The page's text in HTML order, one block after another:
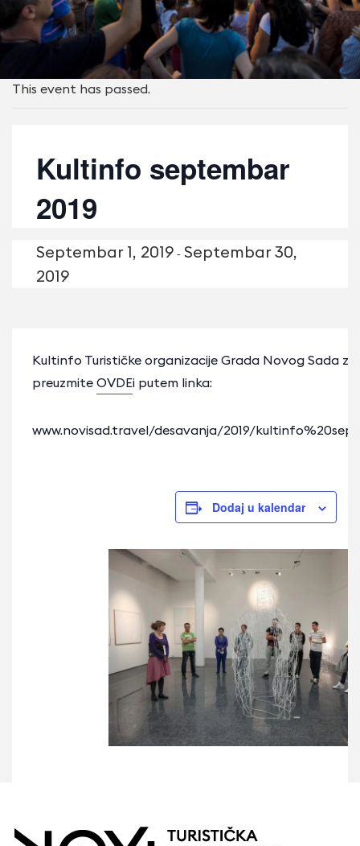
This event has passed.
Kultinfo septembar
2019
Septembаr 1, 2019 - Septembаr 30,
2019
Kultinfo Turističke organizacije Grada Novog Sada
preuzmite OVDEi putem linka:
www.novisad.travel/desavanja/2019/
Dodaj u kalendar